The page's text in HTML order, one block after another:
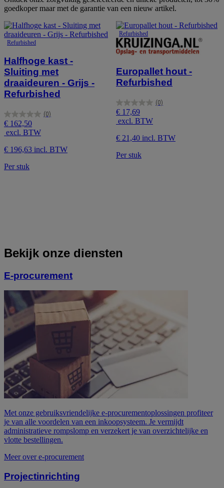
goedkoper maar met de garantie van een nieuw artikel.
Halfhoge kast -
Sluiting met
draaideuren - Grijs -
Refurbished
(0)
0.0
van
de
5
sterren.
€ 162,50
excl. BTW
€ 196,63 incl. BTW
Per stuk
Europallet hout -
Refurbished
(0)
0.0
van
de
5
sterren.
€ 17,69
excl. BTW
€ 21,40 incl. BTW
Per stuk
Bekijk onze diensten
E-procurement
Met onze gebruiksvriendelijke e-procurementoplossingen profiteer
je van alle voordelen van een inkoopsysteem. Je vermijdt
administratieve rompslomp en verzekert je van overzichtelijke en
vlotte bestellingen.
Meer over e-procurement
Projectinrichting